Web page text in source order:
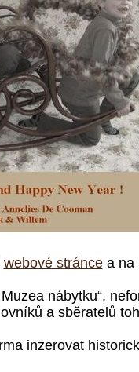
webové stráncea na
nábytku“,
a sběratelů
inzerovat